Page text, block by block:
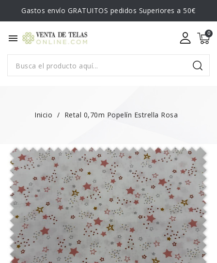
Gastos envío GRATUITOS pedidos Superiores a 50€
menu
Inicio Retal 0,70m Popelín Estrella Rosa
¡EN OFERTA!
-0,65 €